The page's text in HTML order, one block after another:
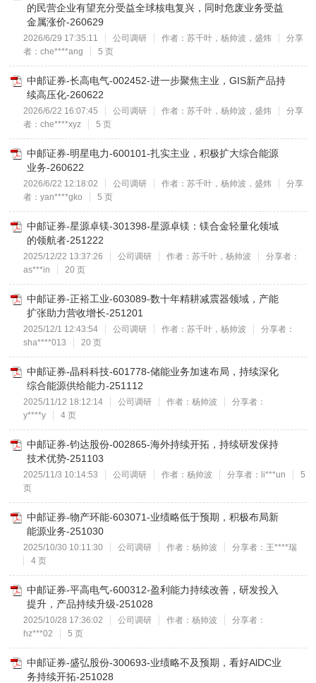
的民营企业有望充分受益全球核电复兴，同时危废业务受益
金属涨价-260629
2026/6/29 17:35:11 公司调研 作者：苏千叶，杨帅波，盛炜
分享
者：che****ang
5 页
中邮证券-长高电气-002452-进一步聚焦主业，GIS新产品持
续高压化-260622
2026/6/22 16:07:45 公司调研 作者：苏千叶，杨帅波，盛炜
分享
者：che****xyz
5 页
中邮证券-明星电力-600101-扎实主业，积极扩大综合能源
业务-260622
2026/6/22 12:18:02 公司调研 作者：苏千叶，杨帅波，盛炜
分享
者：yan****gko
5 页
中邮证券-星源卓镁-301398-星源卓镁：镁合金轻量化领域
的领航者-251222
2025/12/22 13:37:26 公司调研 作者：苏千叶，杨帅波
分享者：
as***in
20 页
中邮证券-正裕工业-603089-数十年精耕减震器领域，产能
扩张助力营收增长-251201
2025/12/1 12:43:54 公司调研 作者：苏千叶，杨帅波
分享者：
sha****013
20 页
中邮证券-晶科科技-601778-储能业务加速布局，持续深化
综合能源供给能力-251112
2025/11/12 18:12:14 公司调研 作者：杨帅波
分享者：
y****y
4 页
中邮证券-钧达股份-002865-海外持续开拓，持续研发保持
技术优势-251103
2025/11/3 10:14:53 公司调研 作者：杨帅波 分享者：li***un
5
页
中邮证券-物产环能-603071-业绩略低于预期，积极布局新
能源业务-251030
2025/10/30 10:11:30 公司调研 作者：杨帅波
分享者：王****瑞
4 页
中邮证券-平高电气-600312-盈利能力持续改善，研发投入
提升，产品持续升级-251028
2025/10/28 17:36:02 公司调研 作者：杨帅波
分享者：
hz***02
5 页
中邮证券-盛弘股份-300693-业绩略不及预期，看好AlDC业
务持续开拓-251028